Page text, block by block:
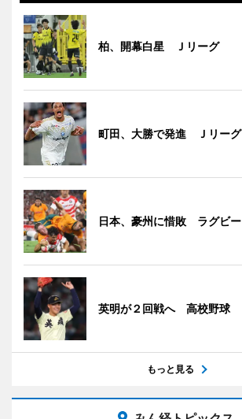
柏、開幕白星 Ｊリーグ
町田、大勝で発進 Ｊリーグ
日本、豪州に惜敗 ラグビー
英明が２回戦へ 高校野球
もっと見る